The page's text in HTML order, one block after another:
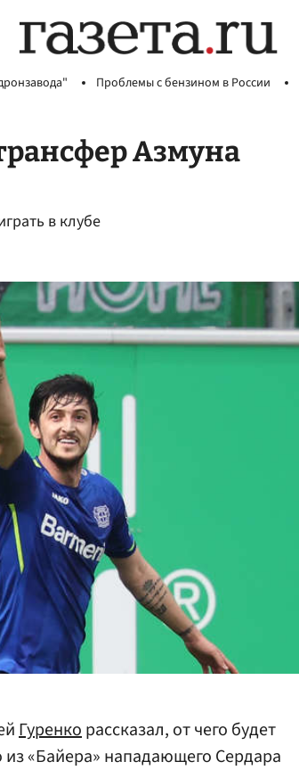
Проблемы с бензином в России
Азмуна
в клубе
Гуренкорассказал, от чего будет
из «Байера» нападающего Сердара